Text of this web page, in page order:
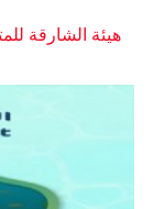
هيئة الشارقة